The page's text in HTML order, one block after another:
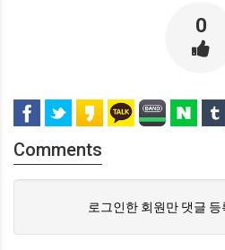
0
Comments
로그인한 회원만 댓글 등